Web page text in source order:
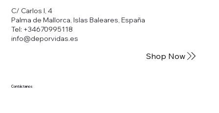
C/ Carlos I, 4
Palma de Mallorca, Islas Baleares, España
Tel: +34670995118
info@deporvidas.es
Shop Now
Contáctanos